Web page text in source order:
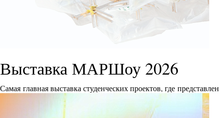
Выставка МАРШоу 2026
Самая главная выставка студенческих проектов, где